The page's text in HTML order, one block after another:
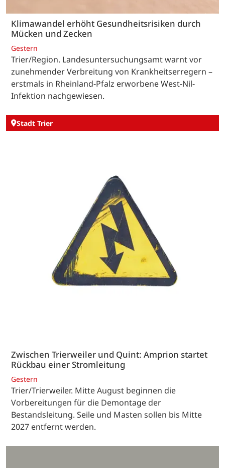
Klimawandel erhöht Gesundheitsrisiken durch
Mücken und Zecken
Gestern
Trier/Region. Landesuntersuchungsamt warnt vor
zunehmender Verbreitung von Krankheitserregern –
erstmals in Rheinland-Pfalz erworbene West-Nil-
Infektion nachgewiesen.
Stadt Trier
Zwischen Trierweiler und Quint: Amprion startet
Rückbau einer Stromleitung
Gestern
Trier/Trierweiler. Mitte August beginnen die
Vorbereitungen für die Demontage der
Bestandsleitung. Seile und Masten sollen bis Mitte
2027 entfernt werden.